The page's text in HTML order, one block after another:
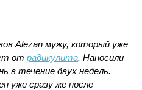
Alezan мужу, который уже
от радикулита. Наносили
в течение двух недель.
уже сразу же после